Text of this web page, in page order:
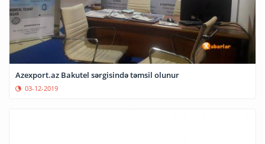
Azexport.az Bakutel sərgisində təmsil olunur
03-12-2019